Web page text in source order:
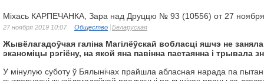
Міхась КАРПЕЧАНКА, Зара над Друццю № 93 (10556) от 27
27 ноября 2019 10:07 Общество Беларуская
Жывёлагадоўчая галіна Магілёўскай вобласці яшчэ не
эканоміцы рэгіёну, на якой яна павінна пастаянна і трывала
У мінулую суботу ў Бялынічах прайшла абласная нарада па